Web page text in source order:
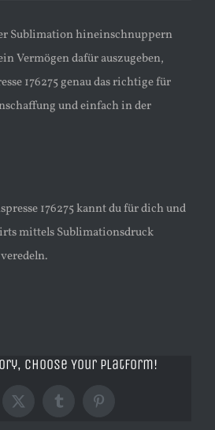
Sublimation hineinschnuppern
Vermögen dafür auszugeben,
176275 genau das richtige für
und einfach in der
176275 kannt du für dich und
mittels Sublimationsdruck
Choose Your Platform!
X TumblrPinterest